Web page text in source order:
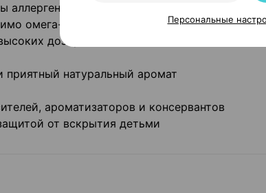
свойств, присущих рыбе
омега-3 комплекс содержит витамины для
дозировках
натуральный аромат
ароматизаторов и консервантов
от вскрытия детьми
Персональные